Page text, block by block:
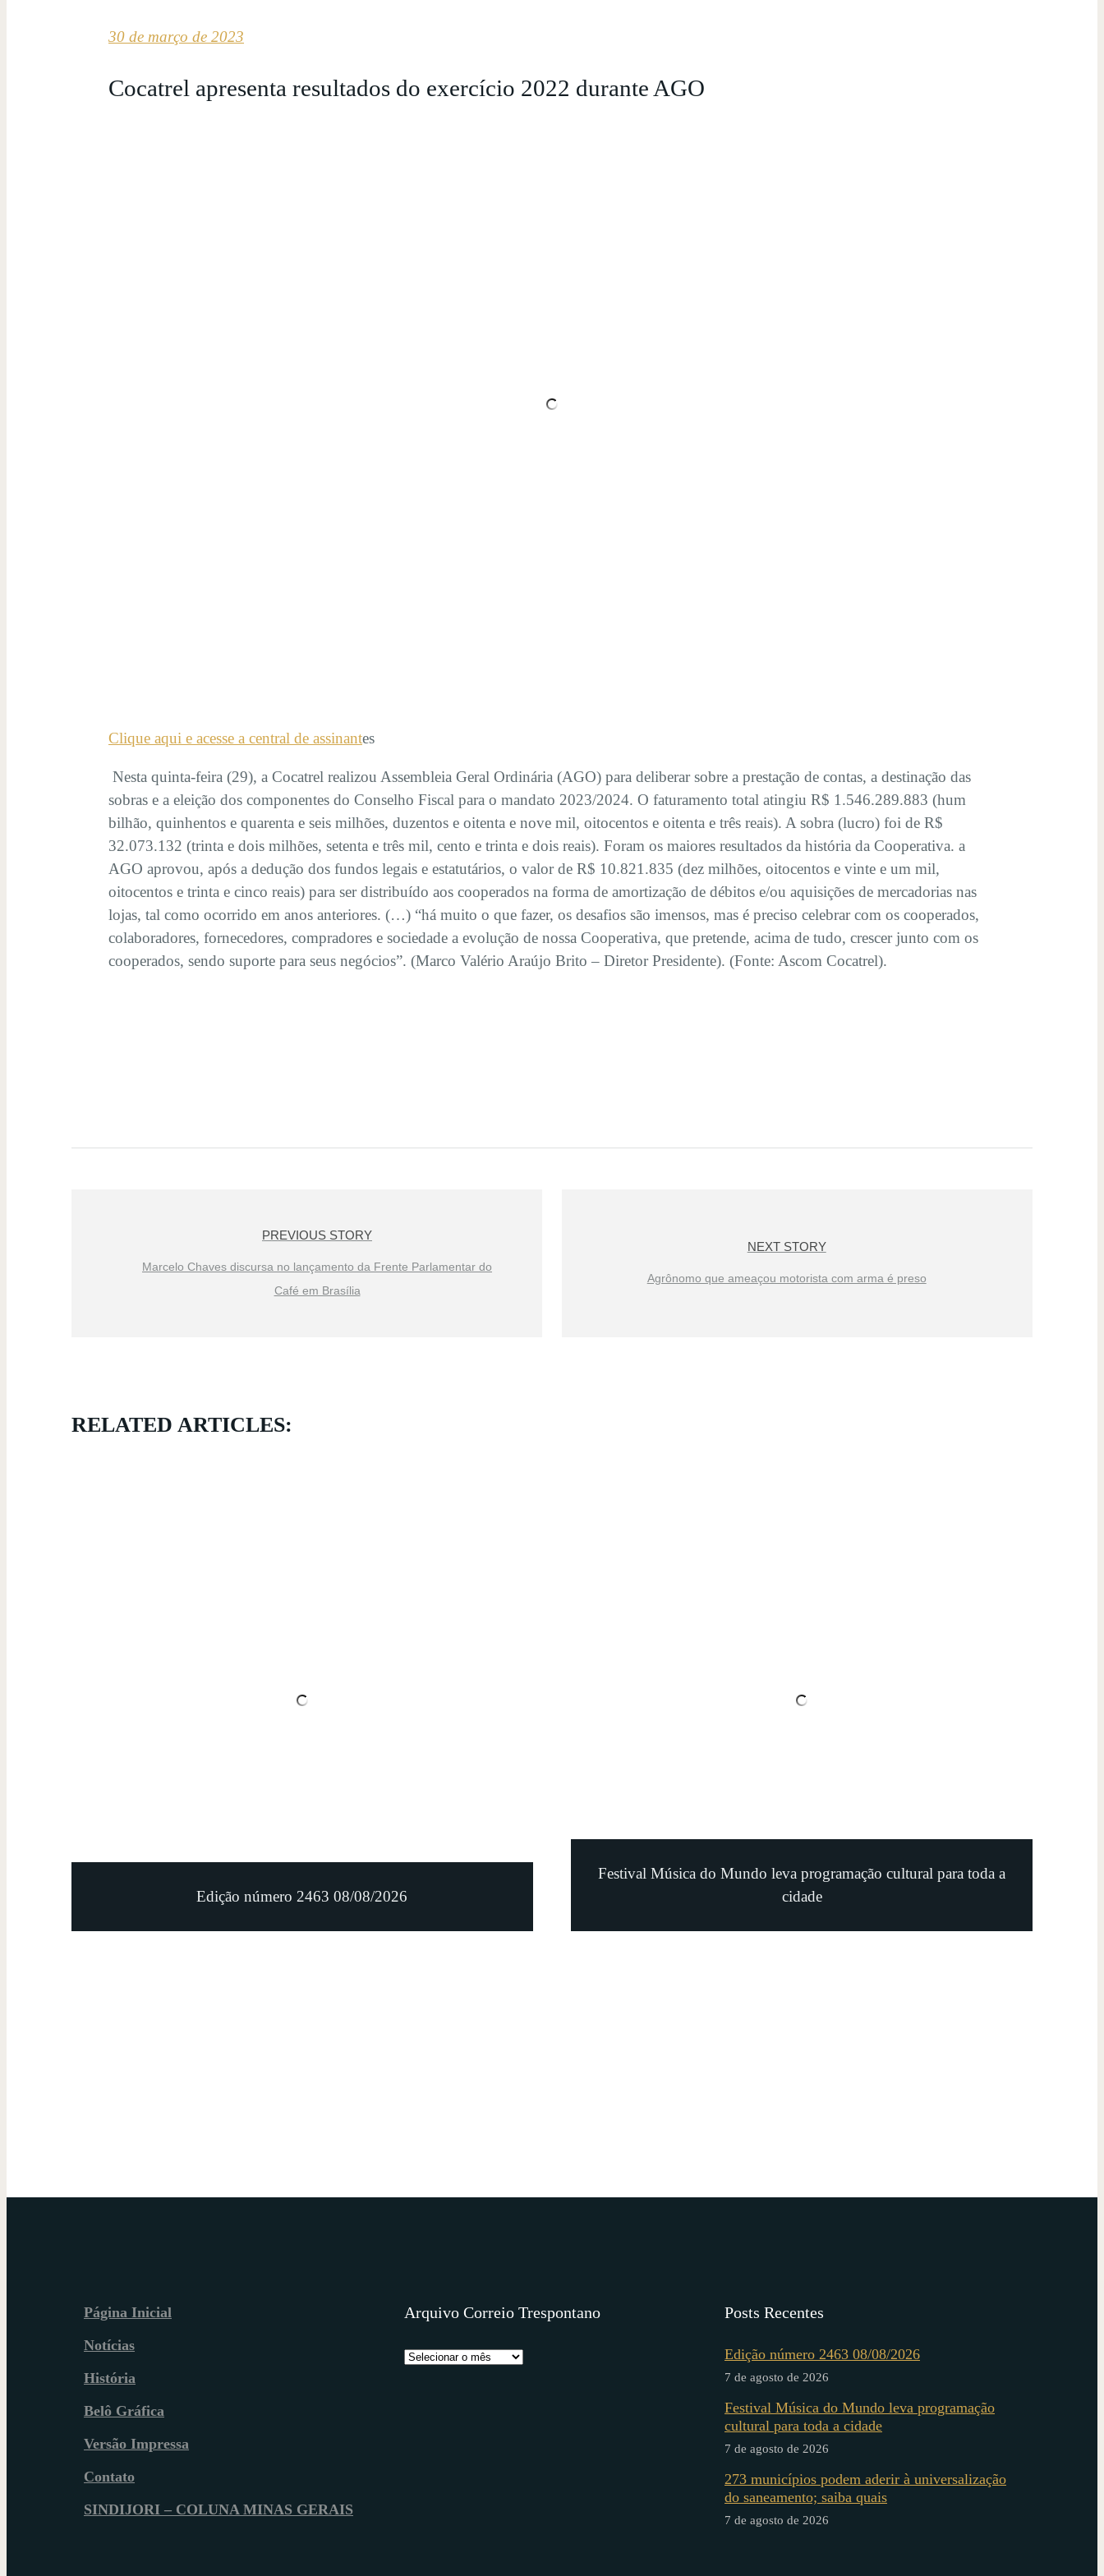
30 de março de 2023
Cocatrel apresenta resultados do exercício 2022 durante AGO
Clique aqui e acesse a central de assinantes
Nesta quinta-feira (29), a Cocatrel realizou Assembleia Geral Ordinária (AGO) para deliberar sobre a prestação de contas, a destinação das
sobras e a eleição dos componentes do Conselho Fiscal para o mandato 2023/2024. O faturamento total atingiu R$ 1.546.289.883 (hum
bilhão, quinhentos e quarenta e seis milhões, duzentos e oitenta e nove mil, oitocentos e oitenta e três reais). A sobra (lucro) foi de R$
32.073.132 (trinta e dois milhões, setenta e três mil, cento e trinta e dois reais). Foram os maiores resultados da história da Cooperativa. a
AGO aprovou, após a dedução dos fundos legais e estatutários, o valor de R$ 10.821.835 (dez milhões, oitocentos e vinte e um mil,
oitocentos e trinta e cinco reais) para ser distribuído aos cooperados na forma de amortização de débitos e/ou aquisições de mercadorias nas
lojas, tal como ocorrido em anos anteriores. (…) “há muito o que fazer, os desafios são imensos, mas é preciso celebrar com os cooperados,
colaboradores, fornecedores, compradores e sociedade a evolução de nossa Cooperativa, que pretende, acima de tudo, crescer junto com os
cooperados, sendo suporte para seus negócios”. (Marco Valério Araújo Brito – Diretor Presidente). (Fonte: Ascom Cocatrel).
PREVIOUS STORY
Marcelo Chaves discursa no lançamento da Frente Parlamentar do
Café em Brasília
NEXT STORY
Agrônomo que ameaçou motorista com arma é preso
RELATED ARTICLES:
Edição número 2463 08/08/2026
Festival Música do Mundo leva programação cultural para toda a
cidade
Página Inicial
Notícias
História
Belô Gráfica
Versão Impressa
Contato
SINDIJORI – COLUNA MINAS GERAIS
Arquivo Correio Trespontano Posts Recentes
Edição número 2463 08/08/2026
7 de agosto de 2026
Festival Música do Mundo leva programação
cultural para toda a cidade
7 de agosto de 2026
273 municípios podem aderir à universalização
do saneamento; saiba quais
7 de agosto de 2026